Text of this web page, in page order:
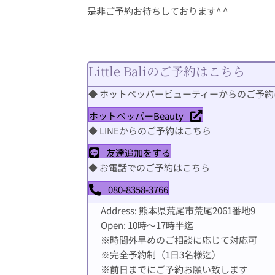
是非ご予約お待ちしております^ ^
Little Baliのご予約はこちら
◆ ホットペッパービューティーからのご予
ホットペッパーBeauty
◆ LINEからのご予約はこちら
友達追加をする
◆ お電話でのご予約はこちら
080-8358-3766
Address: 熊本県荒尾市荒尾2061番地9
Open: 10時〜17時半迄
※時間外早めのご相談に応じて対応可
※完全予約制（1日3名様迄）
※前日までにご予約お願い致します